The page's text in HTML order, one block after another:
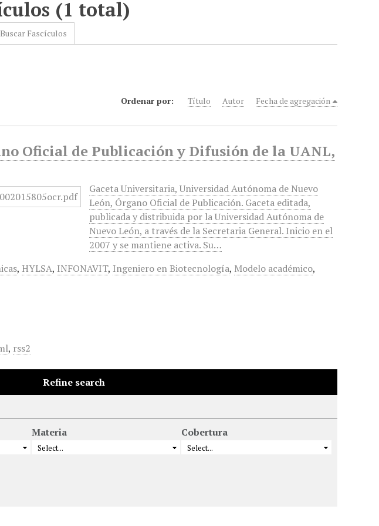
(1 total)
Buscar Fascículos
Ordenar por: Título Autor Fecha de agregación
Oficial de Publicación y Difusión de la UANL,
Gaceta Universitaria, Universidad Autónoma de Nuevo
León, Órgano Oficial de Publicación. Gaceta editada,
publicada y distribuida por la Universidad Autónoma de
Nuevo León, a través de la Secretaria General. Inicio en el
2007 y se mantiene activa. Su…
, HYLSA, INFONAVIT, Ingeniero en Biotecnología, Modelo académico,
, rss2
Refine search
Materia Cobertura